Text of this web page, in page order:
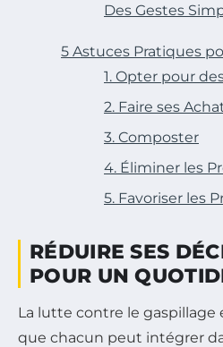
Des Gestes
5 Astuces Pratiques
1. Opter pour
2. Faire ses
3. Composter
4. Éliminer les
5. Favoriser les
RÉDUIRE SES
POUR UN
La lutte contre le
que chacun peut intégrer